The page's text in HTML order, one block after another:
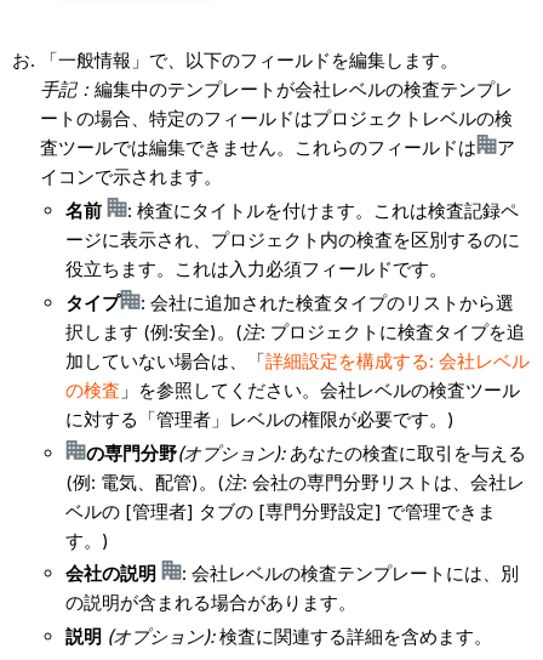
「一般情報」で、以下のフィールドを編集します。
手記： 編集中のテンプレートが会社レベルの検査テンプレ
ートの場合、特定のフィールドはプロジェクトレベルの検
査ツールでは編集できません。これらのフィールドは
ア
イコンで示されます。
名前
: 検査にタイトルを付けます。これは検査記録ペ
ージに表示され、プロジェクト内の検査を区別するのに
役立ちます。これは入力必須フィールドです。
タイプ
: 会社に追加された検査タイプのリストから選
択します (例:安全)。(注: プロジェクトに検査タイプを追
加していない場合は、「詳細設定を構成する: 会社レベル
の検査 」を参照してください。会社レベルの検査ツール
に対する「管理者」レベルの権限が必要です。)
の専門分野(オプション): あなたの検査に取引を与える
(例: 電気、配管)。(注: 会社の専門分野リストは、会社レ
ベルの [管理者] タブの [専門分野設定] で管理できま
す。)
会社の説明
: 会社レベルの検査テンプレートには、別
の説明が含まれる場合があります。
説明 (オプション):検査に関連する詳細を含めます。